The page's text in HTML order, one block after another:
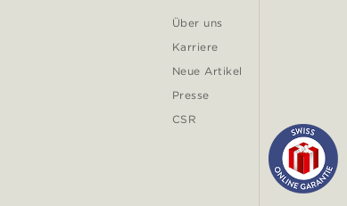
Über uns
Karriere
Neue Artikel
Presse
CSR